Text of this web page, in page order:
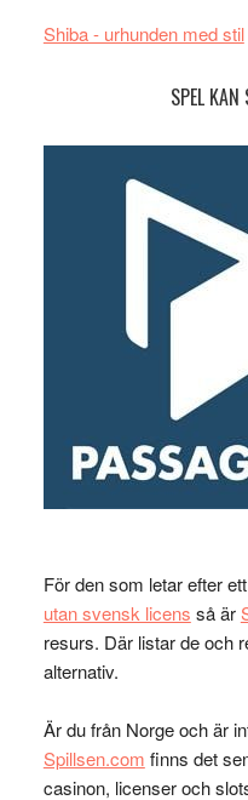
Shiba - urhunden med stil
SPEL KAN
För den som letar efter ett
utan svensk licens så är
resurs. Där listar de och
alternativ.
Är du från Norge och är
Spillsen.com finns det
casinon, licenser och